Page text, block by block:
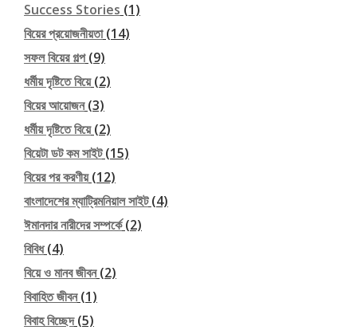
Success Stories (1)
বিয়ের প্রয়োজনীয়তা(14)
সফল বিয়ের গল্প(9)
ধর্মীয় দৃষ্টিতে বিয়ে(2)
বিয়ের আয়োজন(3)
ধর্মীয় দৃষ্টিতে বিয়ে(2)
বিয়েটা ডট কম সাইট(15)
বিয়ের পর করণীয়(12)
বাংলাদেশের ম্যাট্রিমনিয়াল সাইট(4)
ঈমানদার নারীদের সম্পর্কে(2)
বিবিধ(4)
বিয়ে ও মানব জীবন(2)
বিবাহিত জীবন(1)
বিবাহ বিচ্ছেদ(5)